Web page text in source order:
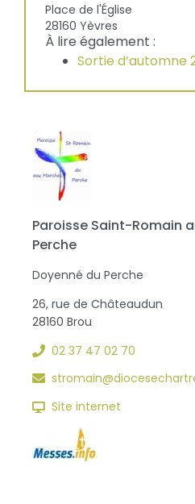
Place de l'Église
28160 Yèvres
À lire également :
Sortie d’automne
Paroisse Saint-Romain
Perche
Doyenné du Perche
26, rue de Châteaudun
28160 Brou
02 37 47 02 70
Site internet